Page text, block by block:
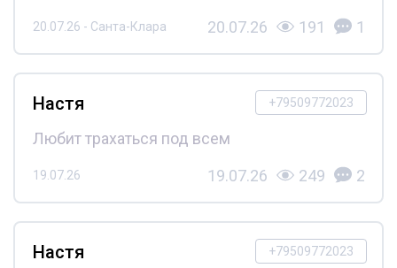
20.07.26 - Санта-Клара 20.07.26 191 1
+79509772023
Настя
Любит трахаться под всем
19.07.26 19.07.26 249 2
+79509772023
Настя